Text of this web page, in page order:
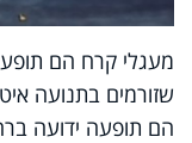
מעגלי קרח הם
שזורמים בתנועה
הם תופעה ידועה